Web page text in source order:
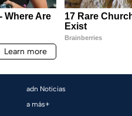
adn Noticias
a más+